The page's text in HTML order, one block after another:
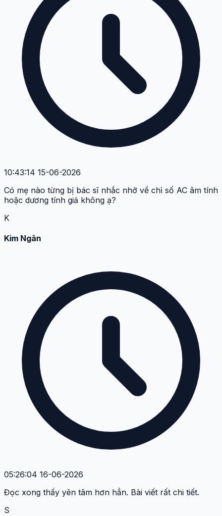
10:43:14 15-06-2026
Có mẹ nào từng bị bác sĩ nhắc nhở về chỉ số AC âm tính
hoặc dương tính giả không ạ?
K
Kim Ngân
05:26:04 16-06-2026
Đọc xong thấy yên tâm hơn hẳn. Bài viết rất chi tiết.
S